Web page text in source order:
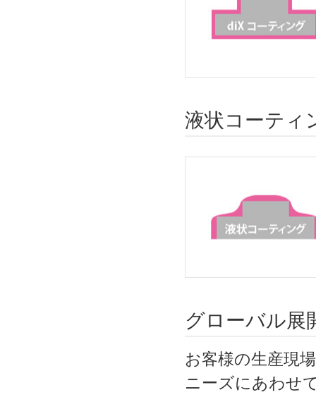
液状コーティ
グローバル展
お客様の生産現
ニーズにあわせ